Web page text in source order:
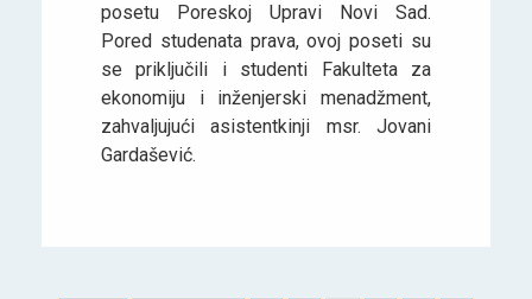
posetu Poreskoj Upravi Novi Sad.
Pored studenata prava, ovoj poseti su
se priključili i studenti Fakulteta za
ekonomiju i inženjerski menadžment,
zahvaljujući asistentkinji msr. Jovani
Gardašević.